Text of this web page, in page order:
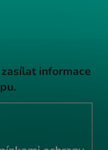
informace